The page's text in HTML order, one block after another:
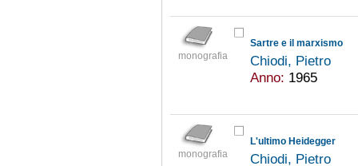
monografia
Sartre e il marxismo
Chiodi, Pietro
Anno: 1965
monografia
L'ultimo Heidegger
Chiodi, Pietro